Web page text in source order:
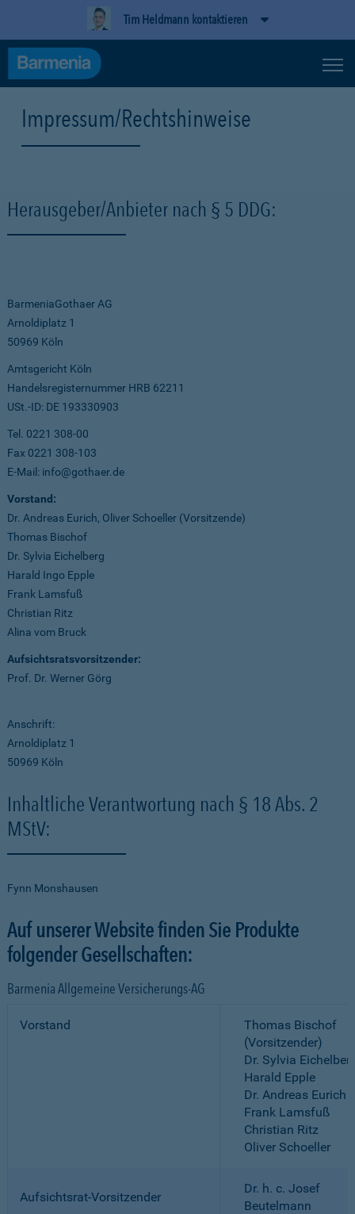
Tim Heldmann kontaktieren
Impressum/Rechtshinweise
Herausgeber/Anbieter nach § 5 DDG:
BarmeniaGothaer AG
Arnoldiplatz 1
50969 Köln
Amtsgericht Köln
Handelsregisternummer HRB 62211
USt.-ID: DE 193330903
Tel. 0221 308-00
Fax 0221 308-103
E-Mail: info@gothaer.de
Vorstand:
Dr. Andreas Eurich, Oliver Schoeller (Vorsitzende)
Thomas Bischof
Dr. Sylvia Eichelberg
Harald Ingo Epple
Frank Lamsfuß
Christian Ritz
Alina vom Bruck
Aufsichtsratsvorsitzender:
Prof. Dr. Werner Görg
Anschrift:
Arnoldiplatz 1
50969 Köln
Inhaltliche Verantwortung nach § 18 Abs. 2
MStV:
Fynn Monshausen
Auf unserer Website finden Sie Produkte
folgender Gesellschaften:
Barmenia Allgemeine Versicherungs-AG
Vorstand
Thomas Bischof
(Vorsitzender)
Dr. Sylvia
Harald Epple
Dr. Andreas Eurich
Frank Lamsfuß
Christian Ritz
Oliver Schoeller
Aufsichtsrat-Vorsitzender
Dr. h. c. Josef
Beutelmann